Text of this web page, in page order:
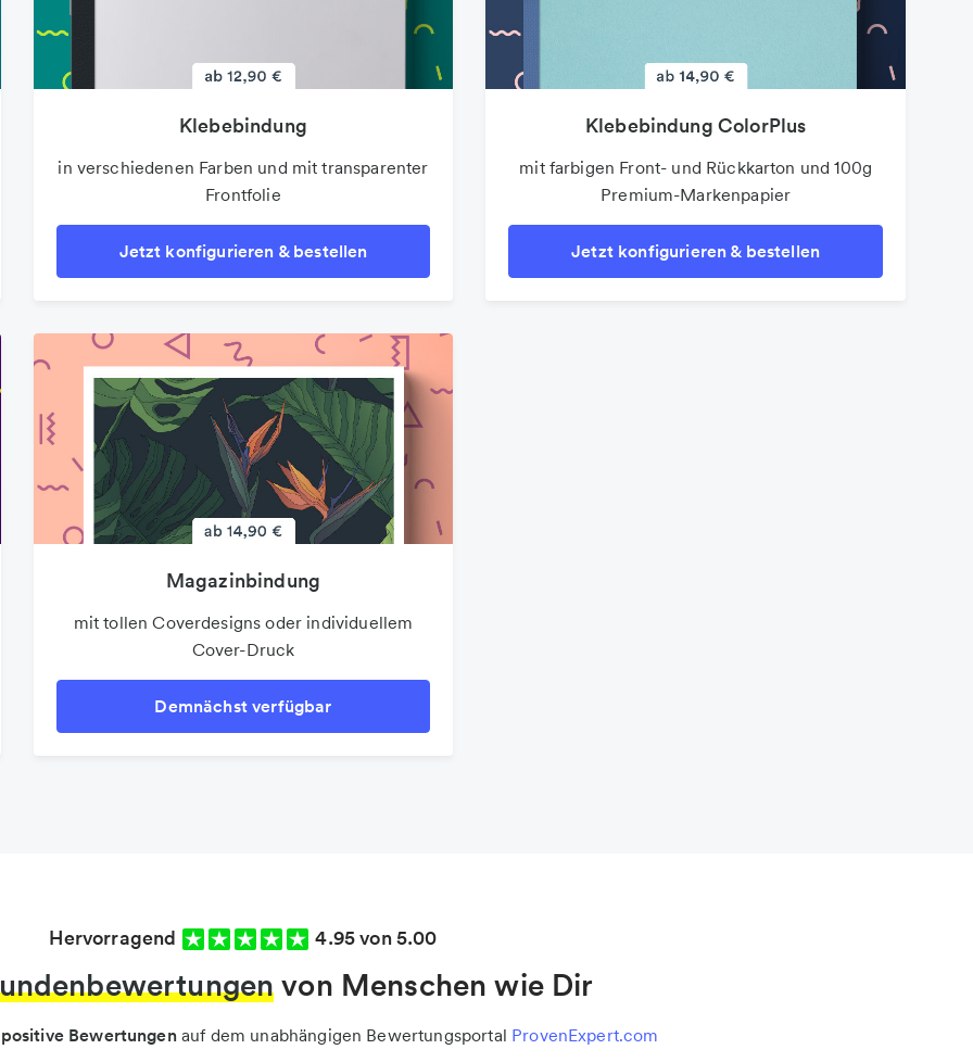
Klebebindung
in verschiedenen Farben und mit transparenter
Frontfolie
Jetzt konfigurieren & bestellen
Klebebindung ColorPlus
mit farbigen Front- und Rückkarton und 100g
Premium-Markenpapier
Jetzt konfigurieren & bestellen
Magazinbindung
mit tollen Coverdesigns oder individuellem
Cover-Druck
Demnächst verfügbar
Hervorragend 4.95 von 5.00
von Menschen wie Dir
Bewertungenauf dem unabhängigen Bewertungsportal ProvenExpert.com